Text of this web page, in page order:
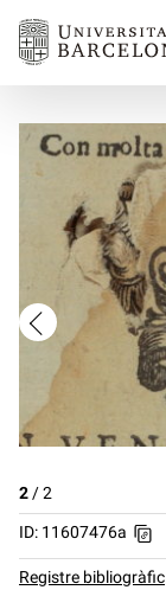
2/2
ID: 11607476a
Registre bibliogràfic